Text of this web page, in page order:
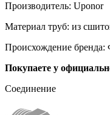
Производитель: Uponor
Материал труб: из
Происхождение бренда:
Покупаете у
Соединение